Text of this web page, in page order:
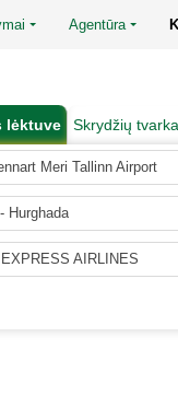
Agentūra
lėktuve Skrydžių
Meri Tallinn Airport
Hurghada
AIRLINES